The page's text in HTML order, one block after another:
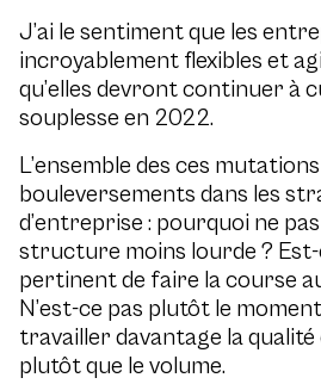
J’ai le sentiment que les
incroyablement flexibles et
qu’elles devront continuer à
souplesse en 2022.
L’ensemble des ces
bouleversements dans les
d’entreprise : pourquoi ne
structure moins lourde ?
pertinent de faire la course
N’est-ce pas plutôt le
travailler davantage la
plutôt que le volume.